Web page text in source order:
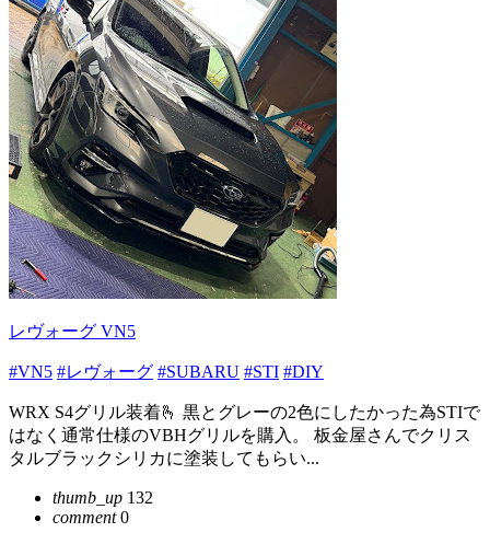
レヴォーグ VN5
#VN5 #レヴォーグ #SUBARU #STI #DIY
WRX S4グリル装着🫰 黒とグレーの2色にしたかった為STIで
はなく通常仕様のVBHグリルを購入。 板金屋さんでクリス
タルブラックシリカに塗装してもらい...
thumb_up 132
comment0